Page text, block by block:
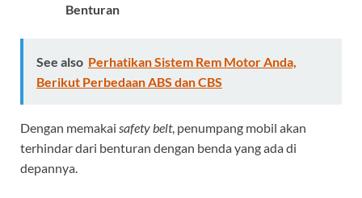
Benturan
See also Perhatikan Sistem Rem Motor Anda,
Berikut Perbedaan ABS dan CBS
Dengan memakai safety belt, penumpang mobil akan
terhindar dari benturan dengan benda yang ada di
depannya.